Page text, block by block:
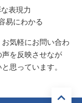
表現力
易にわかる
気軽にお問い合わ
を反映させなが
思っています。